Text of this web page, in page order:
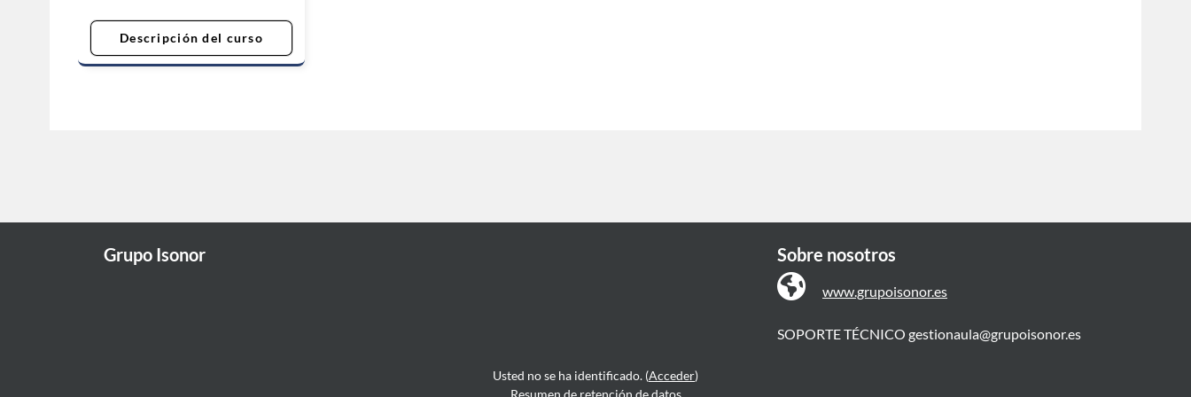
Descripción del curso
Grupo Isonor Sobre nosotros
www.grupoisonor.es
SOPORTE TÉCNICO gestionaula@grupoisonor.es
Usted no se ha identificado. (Acceder)
Resumen de retención de datos